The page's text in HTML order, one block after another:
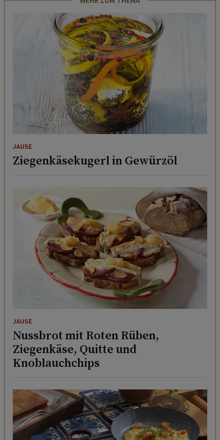
JAUSE
Ziegenkäsekugerl in Gewürzöl
JAUSE
Nussbrot mit Roten Rüben,
Ziegenkäse, Quitte und
Knoblauchchips